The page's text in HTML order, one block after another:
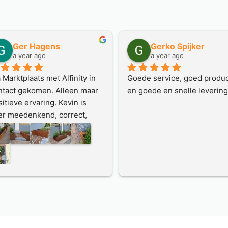
Ger Hagens
a year ago
Marktplaats met Alfinity in
gekomen. Alleen maar
ervaring. Kevin is
meedenkend, correct,
en houdt contact.
het werk wordt vooraf een
tekening
offerte keurig,
conform afspraak.
Gerko Spijker
a year ago
Goede service, goed
en goede en snelle levering